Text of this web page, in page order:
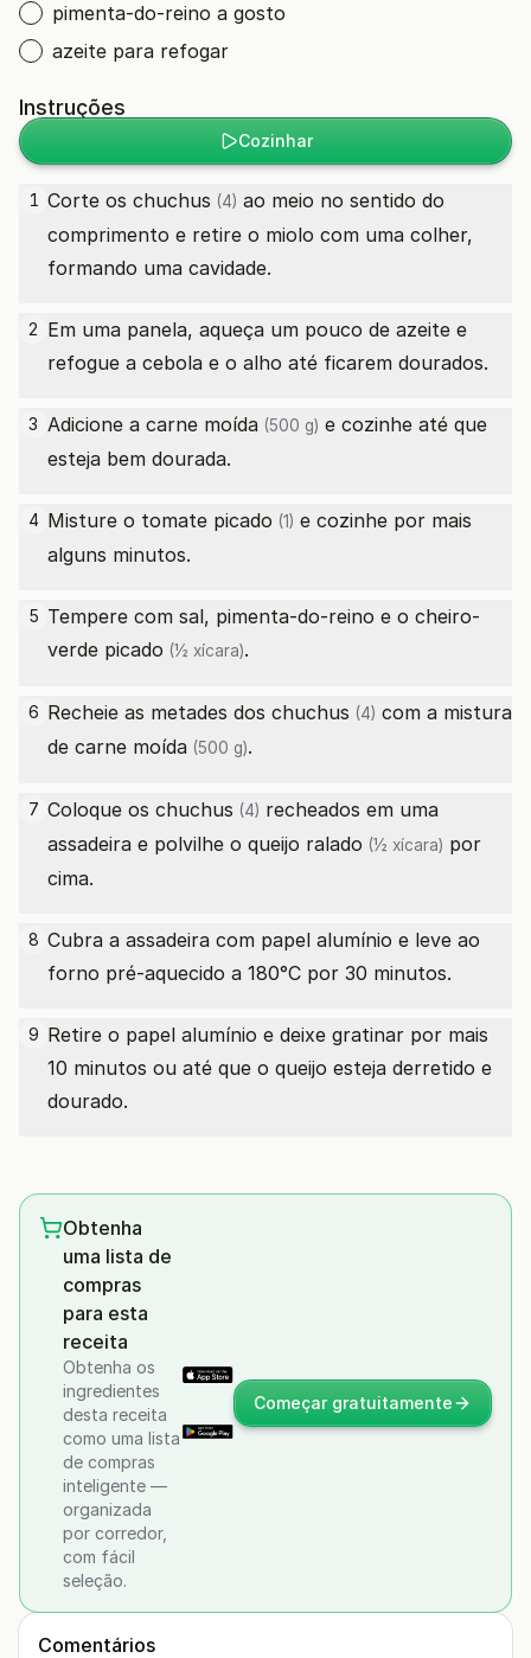
pimenta-do-reino a gosto
azeite para refogar
Instruções
Cozinhar
1 Corte os chuchus (4) ao meio no sentido do
comprimento e retire o miolo com uma colher,
formando uma cavidade.
2 Em uma panela, aqueça um pouco de azeite e
refogue a cebola e o alho até ficarem dourados.
3 Adicione a carne moída (500 g) e cozinhe até que
esteja bem dourada.
4 Misture o tomate picado (1) e cozinhe por mais
alguns minutos.
5 Tempere com sal, pimenta-do-reino e o cheiro-
verde picado (½ xícara).
6 Recheie as metades dos chuchus (4) com a mistura
de carne moída (500 g).
7 Coloque os chuchus (4) recheados em uma
assadeira e polvilhe o queijo ralado (½ xícara) por
cima.
8 Cubra a assadeira com papel alumínio e leve ao
forno pré-aquecido a 180°C por 30 minutos.
9 Retire o papel alumínio e deixe gratinar por mais
10 minutos ou até que o queijo esteja derretido e
dourado.
Obtenha
uma lista de
compras
para esta
receita
Obtenha os
ingredientes
desta receita
como uma lista
de compras
inteligente —
organizada
por corredor,
com fácil
seleção.
Começar gratuitamente
Comentários